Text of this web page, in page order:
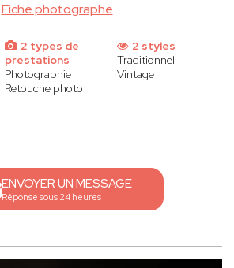
Fiche photographe
2 types de
prestations
Photographie
Retouche photo
2 styles
Traditionnel
Vintage
ENVOYER UN MESSAGE
Réponse sous 24 heures